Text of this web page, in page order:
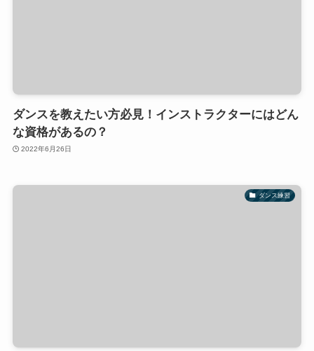
ダンスを教えたい方必見！インストラクターにはどん
な資格があるの？
2022年6月26日
ダンス練習